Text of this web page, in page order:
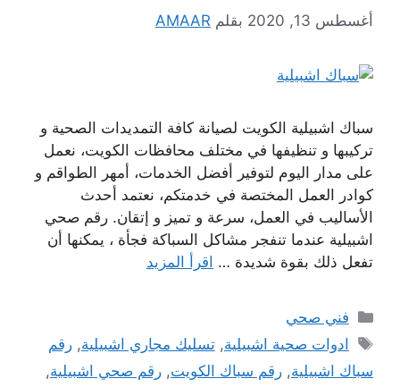
أغسطس 13, 2020 بقلم AMAAR
سباك اشبيلية الكويت لصيانة كافة التمديدات الصحية و
تركيبها و تنظيفها في مختلف محافظات الكويت، نعمل
على مدار اليوم لتوفير أفضل الخدمات، أمهر الطواقم و
كوادر العمل المختصة في خدمتكم، نعتمد أحدث
الأساليب في العمل، سرعة و تميز و إتقان. رقم صحي
اشبيلية عندما تنفجر مشاكل السباكة فجأة ، يمكنها أن
تفعل ذلك بقوة شديدة … اقرأ المزيد
التصنيفات
فني صحي
الوسوم
ادوات صحية اشبيلية,تسليك مجاري اشبيلية,رقم
سباك اشبيلية, رقم سباك الكويت, رقم صحي اشبيلية,